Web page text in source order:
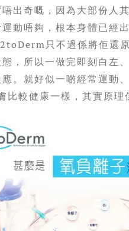
出奇嘅，因為大部份人
動唔夠，根本身體已經
只不過係將佢還
，所以一做完即刻白左
。就好似一啲經常運動
比較健康一樣，其實原理